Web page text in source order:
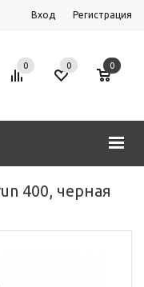
Вход Регистрация
0 0 0
400, черная